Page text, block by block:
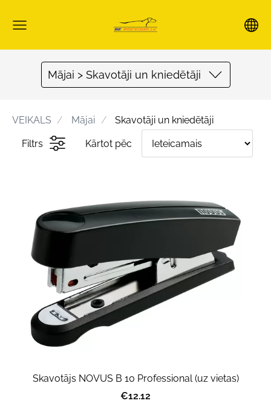
Mājai > Skavotāji un kniedētāji
VEIKALS Mājai Skavotāji un kniedētāji
Filtrs Kārtot pēc
Skavotājs NOVUS B 10 Professional (uz vietas)
€12.12